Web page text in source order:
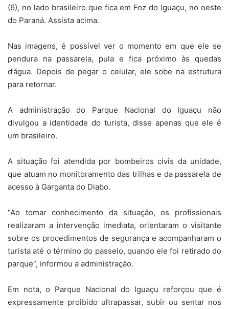
(6), no lado brasileiro que fica em Foz do Iguaçu, no oeste
do Paraná. Assista acima.
Nas imagens, é possível ver o momento em que ele se
pendura na passarela, pula e fica próximo às quedas
d’água. Depois de pegar o celular, ele sobe na estrutura
para retornar.
A administração do Parque Nacional do Iguaçu não
divulgou a identidade do turista, disse apenas que ele é
um brasileiro.
A situação foi atendida por bombeiros civis da unidade,
que atuam no monitoramento das trilhas e da passarela de
acesso à Garganta do Diabo.
“Ao tomar conhecimento da situação, os profissionais
realizaram a intervenção imediata, orientaram o visitante
sobre os procedimentos de segurança e acompanharam o
turista até o término do passeio, quando ele foi retirado do
parque”, informou a administração.
Em nota, o Parque Nacional do Iguaçu reforçou que é
expressamente proibido ultrapassar, subir ou sentar nos